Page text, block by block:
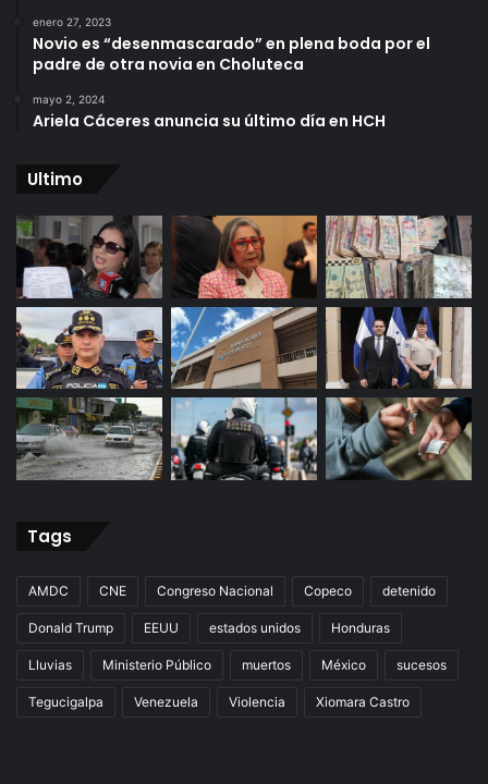
enero 27, 2023
Novio es “desenmascarado” en plena boda por el
padre de otra novia en Choluteca
mayo 2, 2024
Ariela Cáceres anuncia su último día en HCH
Ultimo
Tags
AMDC CNE Congreso Nacional Copeco detenido
Donald Trump EEUU estados unidos Honduras
Lluvias Ministerio Público muertos México sucesos
Tegucigalpa Venezuela Violencia Xiomara Castro